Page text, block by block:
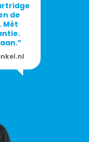
de
Mét